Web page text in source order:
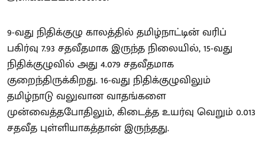
9-வது நிதிக்குழு காலத்தில் தமிழ்நாட்டின் வரிப்
பகிர்வு 7.93 சதவீதமாக இருந்த நிலையில், 15-வது
நிதிக்குழுவில் அது 4.079 சதவீதமாக
குறைந்திருக்கிறது. 16-வது நிதிக்குழுவிலும்
தமிழ்நாடு வலுவான வாதங்களை
முன்வைத்தபோதிலும், கிடைத்த உயர்வு வெறும் 0.013
சதவீத புள்ளியாகத்தான் இருந்தது.